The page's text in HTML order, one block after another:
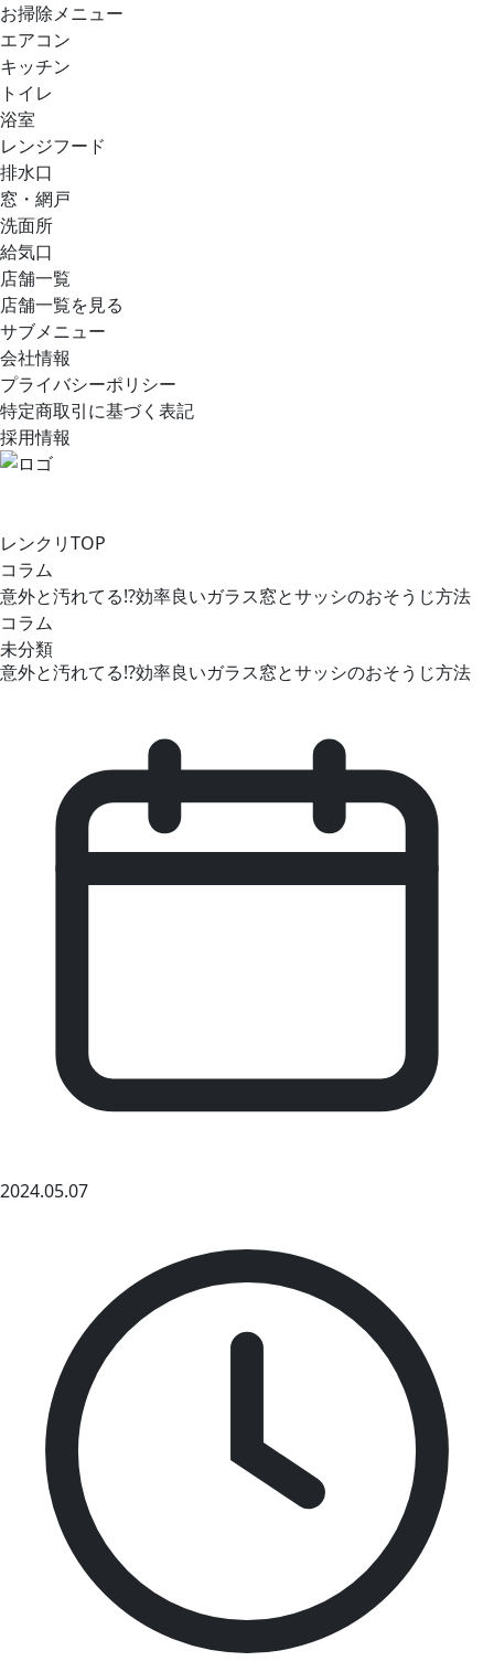
お掃除メニュー
エアコン
キッチン
トイレ
浴室
レンジフード
排水口
窓・網戸
洗面所
給気口
店舗一覧
店舗一覧を見る
サブメニュー
会社情報
プライバシーポリシー
特定商取引に基づく表記
採用情報
レンクリTOP
コラム
意外と汚れてる!?効率良いガラス窓とサッシのおそうじ方法
コラム
未分類
意外と汚れてる!?効率良いガラス窓とサッシのおそうじ方法
2024.05.07